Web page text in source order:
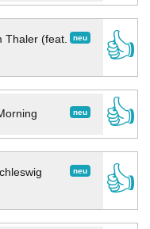
neu
Thaler (feat.
👍
neu
👍
neu
👍